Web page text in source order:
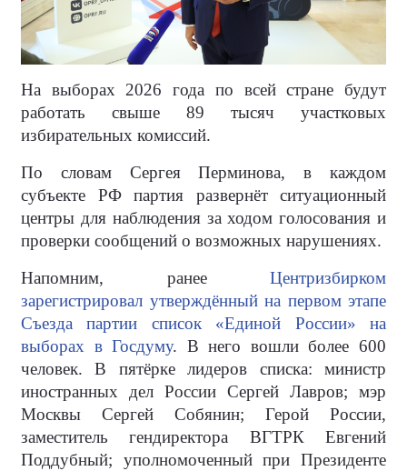
На выборах 2026 года по всей стране будут
работать свыше 89 тысяч участковых
избирательных комиссий.
По словам Сергея Перминова, в каждом
субъекте РФ партия развернёт ситуационный
центры для наблюдения за ходом голосования и
проверки сообщений о возможных нарушениях.
Напомним, ранее Центризбирком
зарегистрировал утверждённый на первом этапе
Съезда партии список «Единой России» на
выборах в Госдуму. В него вошли более 600
человек. В пятёрке лидеров списка: министр
иностранных дел России Сергей Лавров; мэр
Москвы Сергей Собянин; Герой России,
заместитель гендиректора ВГТРК Евгений
Поддубный; уполномоченный при Президенте